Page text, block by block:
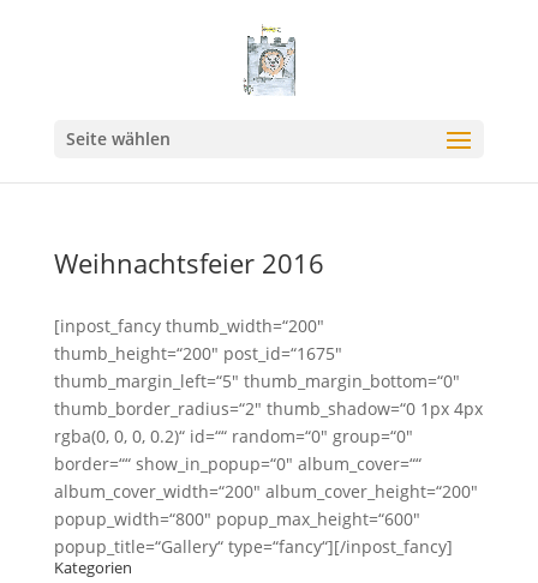
Seite wählen
Weihnachtsfeier 2016
[inpost_fancy thumb_width=“200″
thumb_height=“200″ post_id=“1675″
thumb_margin_left=“5″ thumb_margin_bottom=“0″
thumb_border_radius=“2″ thumb_shadow=“0 1px 4px
rgba(0, 0, 0, 0.2)“ id=““ random=“0″ group=“0″
border=““ show_in_popup=“0″ album_cover=““
album_cover_width=“200″ album_cover_height=“200″
popup_width=“800″ popup_max_height=“600″
popup_title=“Gallery“ type=“fancy“][/inpost_fancy]
Kategorien